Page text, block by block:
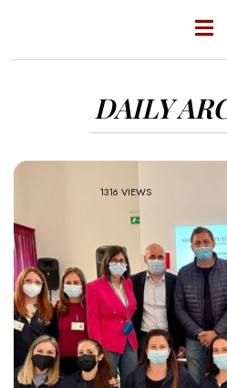
DAILY
1316 VIEWS